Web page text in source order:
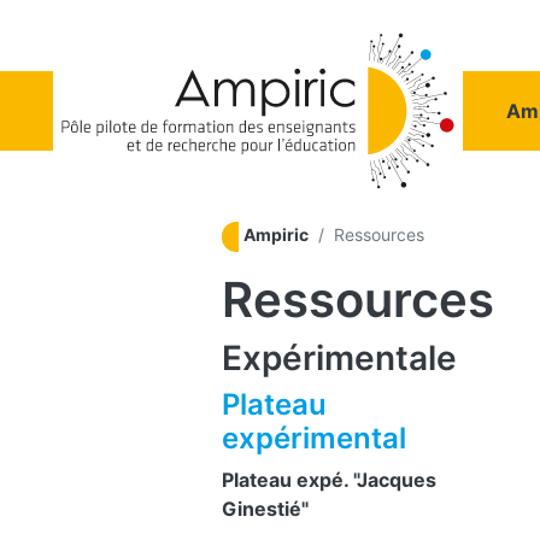
Ampiric Ressources
Ressources
Expérimentale
Plateau
expérimental
Plateau expé. "Jacques
Ginestié"